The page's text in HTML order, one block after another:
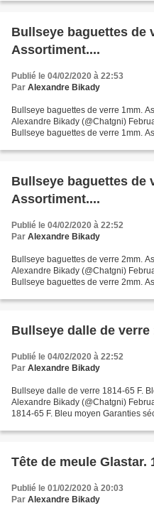
Bullseye baguettes de
Assortiment....
Publié le 04/02/2020 à 22:53
Par Alexandre Bikady
Bullseye baguettes de verre 1mm.
Alexandre Bikady (@Chatgni)
Bullseye baguettes de verre 1mm.
Bullseye baguettes de
Assortiment....
Publié le 04/02/2020 à 22:52
Par Alexandre Bikady
Bullseye baguettes de verre 2mm.
Alexandre Bikady (@Chatgni)
Bullseye baguettes de verre 2mm.
Bullseye dalle de verre
Publié le 04/02/2020 à 22:52
Par Alexandre Bikady
Bullseye dalle de verre 1814-65 F.
Alexandre Bikady (@Chatgni)
1814-65 F. Bleu moyen Garanties
Tête de meule Glastar.
Publié le 01/02/2020 à 20:03
Par Alexandre Bikady